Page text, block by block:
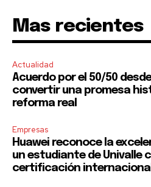
Mas recientes
Actualidad
Acuerdo por el 50/50
convertir una promesa
reforma real
Empresas
Huawei reconoce la
un estudiante de Univalle
certificación internacional